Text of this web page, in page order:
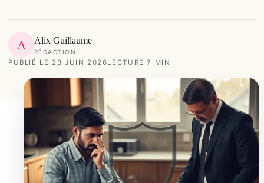
A Alix Guillaume
RÉDACTION
PUBLIÉ LE 23 JUIN 2026LECTURE 7 MIN